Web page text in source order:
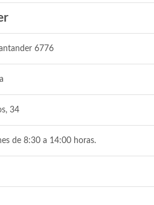
6776
34
de 8:30 a 14:00 horas.